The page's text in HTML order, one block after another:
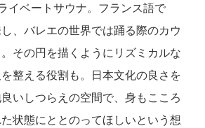
イベートサウナ。フランス語で
、バレエの世界では踊る際のカウ
その円を描くようにリズミカルな
整える役割も。日本文化の良さを
いしつらえの空間で、身もこころ
状態にととのってほしいという想